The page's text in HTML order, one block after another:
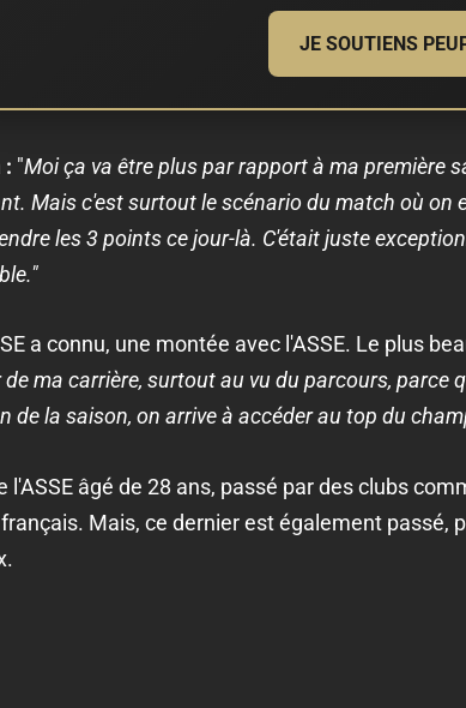
JE SOUTIENS
: "Moi ça va être plus par rapport à ma première
Mais c'est surtout le scénario du match où on
les 3 points ce jour-là. C'était juste
a connu, une montée avec l'ASSE. Le plus
ma carrière, surtout au vu du parcours,
de la saison, on arrive à accéder au top du
l'ASSE âgé de 28 ans, passé par des clubs
Mais, ce dernier est également passé,